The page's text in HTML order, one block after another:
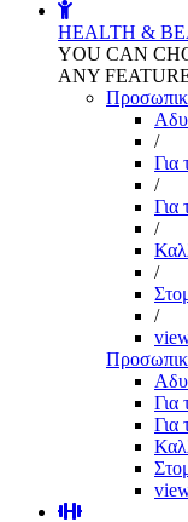
HEALTH &
YOU CAN
ANY
/
Για
/
Για
/
/
/
Για
Για